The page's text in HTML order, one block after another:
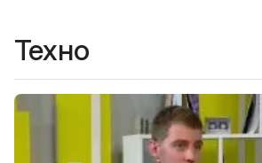
Техно